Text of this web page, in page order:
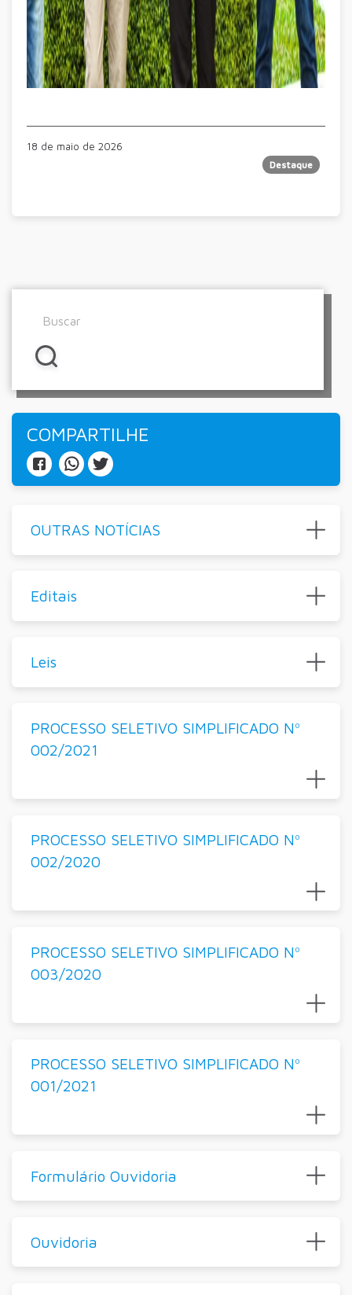
18 de maio de 2026
Destaque
COMPARTILHE
OUTRAS NOTÍCIAS
Editais
Leis
PROCESSO SELETIVO SIMPLIFICADO Nº
002/2021
PROCESSO SELETIVO SIMPLIFICADO Nº
002/2020
PROCESSO SELETIVO SIMPLIFICADO Nº
003/2020
PROCESSO SELETIVO SIMPLIFICADO Nº
001/2021
Formulário Ouvidoria
Ouvidoria